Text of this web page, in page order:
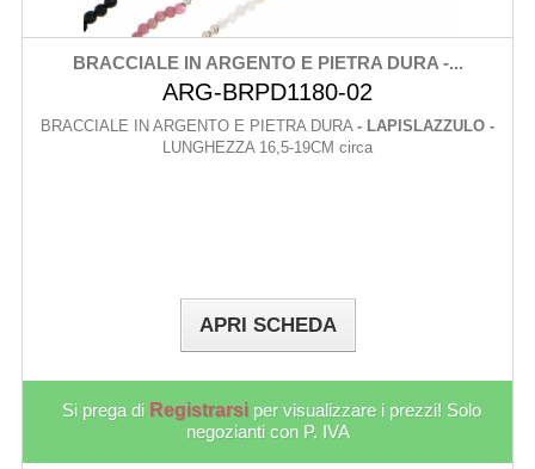
BRACCIALE IN ARGENTO E PIETRA DURA -...
ARG-BRPD1180-02
BRACCIALE IN ARGENTO E PIETRA DURA - LAPISLAZZULO -
LUNGHEZZA 16,5-19CM circa
APRI SCHEDA
Si prega di Registrarsi per visualizzare i prezzi! Solo
negozianti con P. IVA